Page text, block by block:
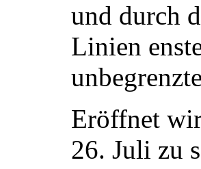
und durch
Linien
Eröffnet
26. Juli zu